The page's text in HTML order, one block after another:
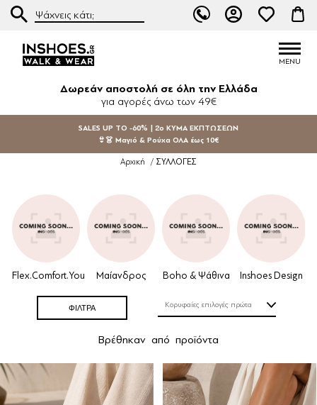
Δωρεάν αποστολή σε όλη την Ελλάδα
για αγορές άνω των 49€
SALES UP TO -60% | 2ο ΚΥΜΑ ΕΚΠΤΩΣΕΩΝ
👙👗 Μαγιό & Ρούχα ΟΛΑ έως 10€
Αρχική / ΣΥΛΛΟΓΕΣ
Flex.Comfort.You Μαίανδρος Boho & Ψάθινα Inshoes Design
ΦΙΛΤΡΑ
Βρέθηκαν από προϊόντα